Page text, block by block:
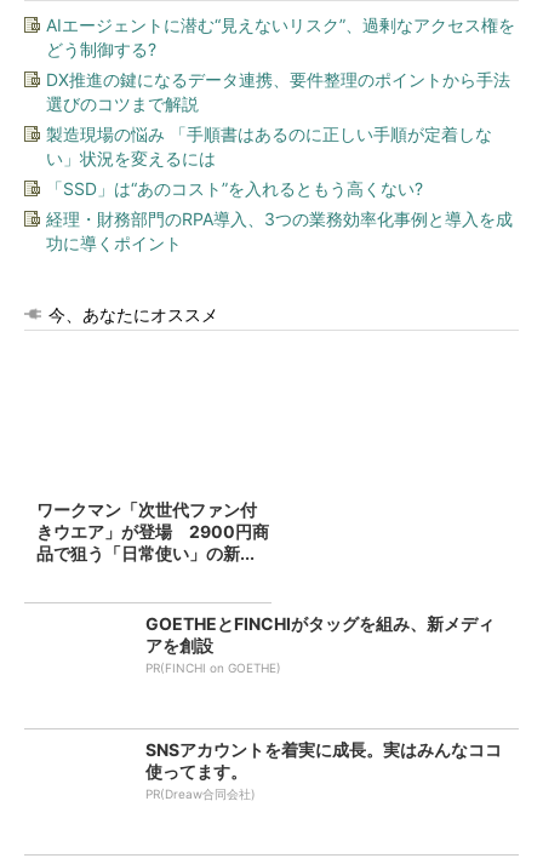
AIエージェントに潜む“見えないリスク”、過剰なアクセス権を
どう制御する?
DX推進の鍵になるデータ連携、要件整理のポイントから手法
選びのコツまで解説
製造現場の悩み 「手順書はあるのに正しい手順が定着しな
い」状況を変えるには
「SSD」は“あのコスト”を入れるともう高くない?
経理・財務部門のRPA導入、3つの業務効率化事例と導入を成
功に導くポイント
今、あなたにオススメ
ワークマン「次世代ファン付
きウエア」が登場 2900円商
品で狙う「日常使い」の新...
GOETHEとFINCHIがタッグを組み、新メディ
アを創設
PR(FINCHI on GOETHE)
SNSアカウントを着実に成長。実はみんなココ
使ってます。
PR(Dreaw合同会社)